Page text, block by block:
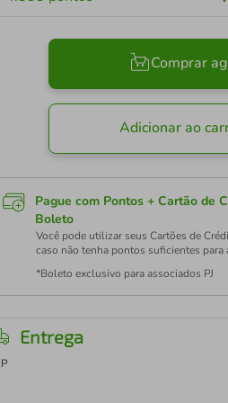
Comprar
Adicionar ao
Pague com Pontos + Cartão de
Boleto
Você pode utilizar seus Cartões de
caso não tenha pontos suficientes para
*Boleto exclusivo para associados PJ
Entrega